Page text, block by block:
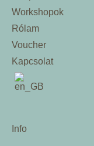
Workshopok
Rólam
Voucher
Kapcsolat
Info